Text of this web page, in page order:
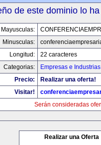
de este dominio lo
Mayusculas:
Minusculas:
Longitud:
22 caracteres
Categorias:
Empresas e Industrias
Precio:
Realizar una oferta!
Visitar!
Serán consideradas
Realizar una Oferta